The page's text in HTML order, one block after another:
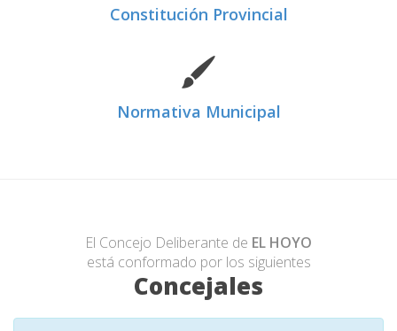
Constitución Provincial
Normativa Municipal
El Concejo Deliberante de EL HOYO
está conformado por los siguientes
Concejales